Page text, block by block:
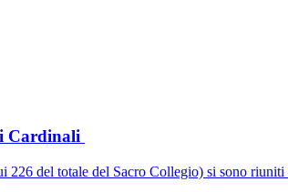
Cardinali
del totale del Sacro Collegio) si sono